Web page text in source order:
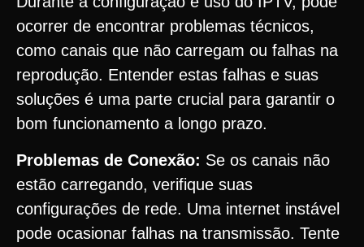
ocorrer de encontrar problemas técnicos,
como canais que não carregam ou falhas na
reprodução. Entender estas falhas e suas
soluções é uma parte crucial para garantir o
bom funcionamento a longo prazo.
Problemas de Conexão: Se os canais não
estão carregando, verifique suas
configurações de rede. Uma internet instável
pode ocasionar falhas na transmissão. Tente